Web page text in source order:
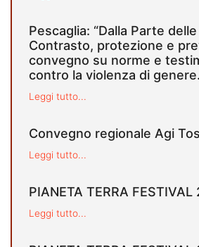
Pescaglia: “Dalla Parte
Contrasto, protezione e
convegno su norme e
contro la violenza di genere.
Leggi tutto...
Convegno regionale Agi
Leggi tutto...
PIANETA TERRA FESTIVAL
Leggi tutto...